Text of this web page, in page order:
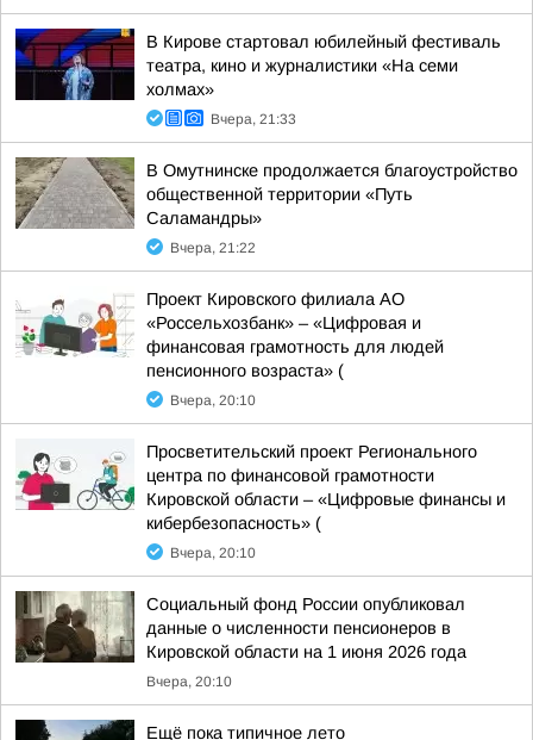
В Кирове стартовал юбилейный фестиваль
театра, кино и журналистики «На семи
холмах»
Вчера, 21:33
В Омутнинске продолжается благоустройство
общественной территории «Путь
Саламандры»
Вчера, 21:22
Проект Кировского филиала АО
«Россельхозбанк» – «Цифровая и
финансовая грамотность для людей
пенсионного возраста» (
Вчера, 20:10
Просветительский проект Регионального
центра по финансовой грамотности
Кировской области – «Цифровые финансы и
кибербезопасность» (
Вчера, 20:10
Социальный фонд России опубликовал
данные о численности пенсионеров в
Кировской области на 1 июня 2026 года
Вчера, 20:10
Ещё пока типичное лето